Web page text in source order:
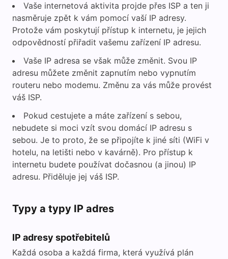
Vaše internetová aktivita projde přes ISP a ten ji
nasměruje zpět k vám pomocí vaší IP adresy.
Protože vám poskytují přístup k internetu, je jejich
odpovědností přiřadit vašemu zařízení IP adresu.
Vaše IP adresa se však může změnit. Svou IP
adresu můžete změnit zapnutím nebo vypnutím
routeru nebo modemu. Změnu za vás může provést
váš ISP.
Pokud cestujete a máte zařízení s sebou,
nebudete si moci vzít svou domácí IP adresu s
sebou. Je to proto, že se připojíte k jiné síti (WiFi v
hotelu, na letišti nebo v kavárně). Pro přístup k
internetu budete používat dočasnou (a jinou) IP
adresu. Přiděluje jej váš ISP.
Typy a typy IP adres
IP adresy spotřebitelů
Každá osoba a každá firma, která využívá plán